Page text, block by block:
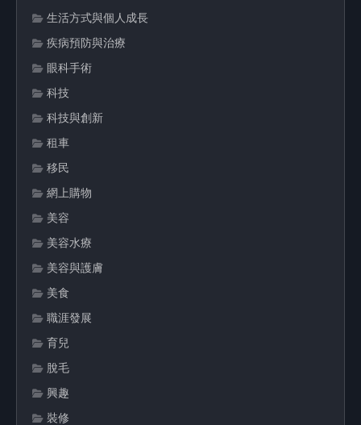
生活方式與個人成長
疾病預防與治療
眼科手術
科技
科技與創新
租車
移民
網上購物
美容
美容水療
美容與護膚
美食
職涯發展
育兒
脫毛
興趣
裝修